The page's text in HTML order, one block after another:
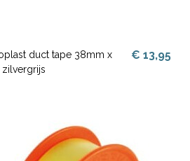
duct tape 38mm x
€ 13,95